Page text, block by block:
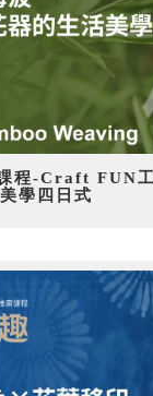
程-Craft FUN
學四日式